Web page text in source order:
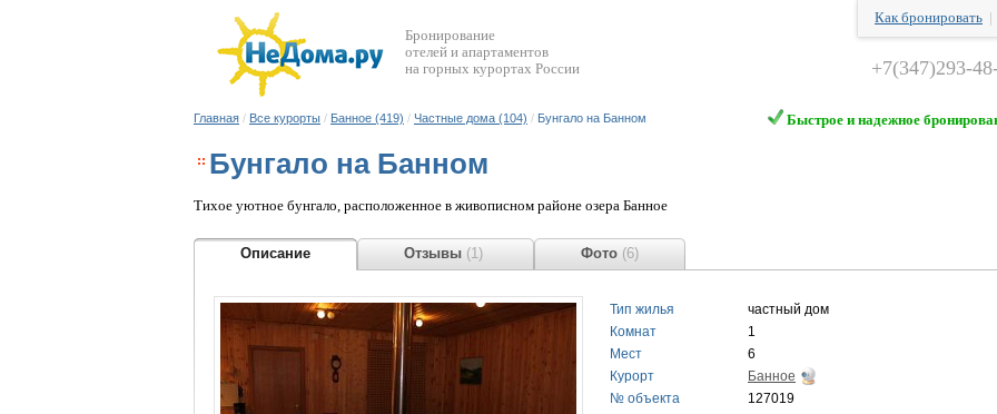
Бронирование
отелей и апартаментов
на горных курортах России
Как бронировать
+7(347)293-
Главная / Все курорты / Банное (419) / Частные дома (104) / Бунгало на Банном Быстрое и надежное
Бунгало на Банном
Тихое уютное бунгало, расположенное в живописном районе озера Банное
Описание Отзывы (1) Фото (6)
Тип жилья
частный дом
Комнат
1
Мест
6
Курорт
Банное
№ объекта
127019